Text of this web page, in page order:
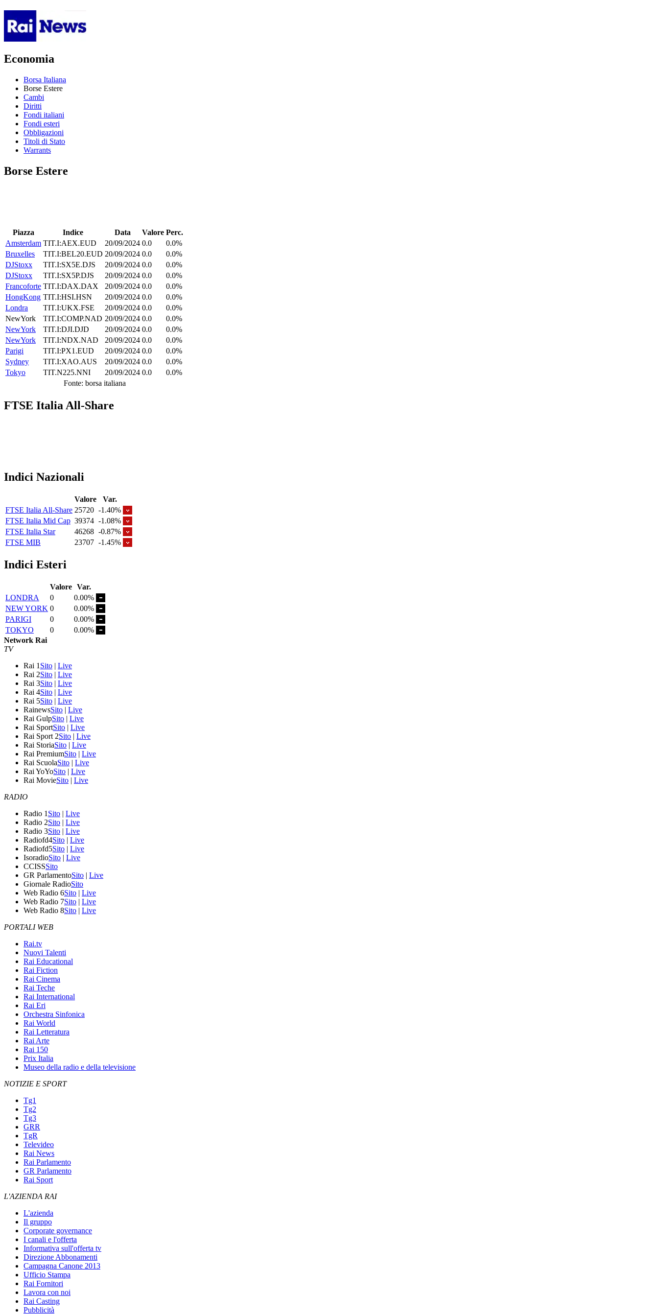
Economia
Borsa Italiana
Borse Estere
Cambi
Diritti
Fondi italiani
Fondi esteri
Obbligazioni
Titoli di Stato
Warrants
Borse Estere
Piazza Indice Data Valore Perc.
Amsterdam TIT.I:AEX.EUD 20/09/2024 0.0
0.0%
Bruxelles
TIT.I:BEL20.EUD 20/09/2024 0.0
0.0%
DJStoxx
TIT.I:SX5E.DJS 20/09/2024 0.0
0.0%
DJStoxx
TIT.I:SX5P.DJS 20/09/2024 0.0
0.0%
Francoforte TIT.I:DAX.DAX 20/09/2024 0.0
0.0%
HongKong TIT.I:HSI.HSN 20/09/2024 0.0
0.0%
Londra
TIT.I:UKX.FSE 20/09/2024 0.0
0.0%
NewYork
TIT.I:COMP.NAD 20/09/2024 0.0
0.0%
NewYork
TIT.I:DJI.DJD 20/09/2024 0.0
0.0%
NewYork
TIT.I:NDX.NAD 20/09/2024 0.0
0.0%
Parigi
TIT.I:PX1.EUD 20/09/2024 0.0
0.0%
Sydney
TIT.I:XAO.AUS 20/09/2024 0.0
0.0%
Tokyo
TIT.N225.NNI 20/09/2024 0.0
0.0%
Fonte: borsa italiana
FTSE Italia All-Share
Indici Nazionali
Valore
Var.
FTSE Italia All-Share 25720 -1.40%
FTSE Italia Mid Cap 39374 -1.08%
FTSE Italia Star
46268 -0.87%
FTSE MIB
23707 -1.45%
Indici Esteri
Valore Var.
LONDRA
0
0.00%
NEW YORK 0
0.00%
PARIGI
0
0.00%
TOKYO
0
0.00%
Network Rai
TV
Rai 1 Sito | Live
Rai 2Sito | Live
Rai 3Sito | Live
Rai 4Sito | Live
Rai 5Sito | Live
RainewsSito | Live
Rai GulpSito | Live
Rai SportSito | Live
Rai Sport 2Sito | Live
Rai StoriaSito | Live
Rai PremiumSito | Live
Rai ScuolaSito | Live
Rai YoYoSito | Live
Rai MovieSito | Live
RADIO
Radio 1 Sito | Live
Radio 2Sito | Live
Radio 3Sito | Live
Radiofd4Sito | Live
Radiofd5Sito | Live
IsoradioSito | Live
CCISSSito
GR ParlamentoSito | Live
Giornale RadioSito
Web Radio 6Sito | Live
Web Radio 7Sito | Live
Web Radio 8Sito | Live
PORTALI WEB
Rai.tv
Nuovi Talenti
Rai Educational
Rai Fiction
Rai Cinema
Rai Teche
Rai International
Rai Eri
Orchestra Sinfonica
Rai World
Rai Letteratura
Rai Arte
Rai 150
Prix Italia
Museo della radio e della televisione
NOTIZIE E SPORT
Tg1
Tg2
Tg3
GRR
TgR
Televideo
Rai News
Rai Parlamento
GR Parlamento
Rai Sport
L'AZIENDA RAI
L'azienda
Il gruppo
Corporate governance
I canali e l'offerta
Informativa sull'offerta tv
Direzione Abbonamenti
Campagna Canone 2013
Ufficio Stampa
Rai Fornitori
Lavora con noi
Rai Casting
Pubblicità